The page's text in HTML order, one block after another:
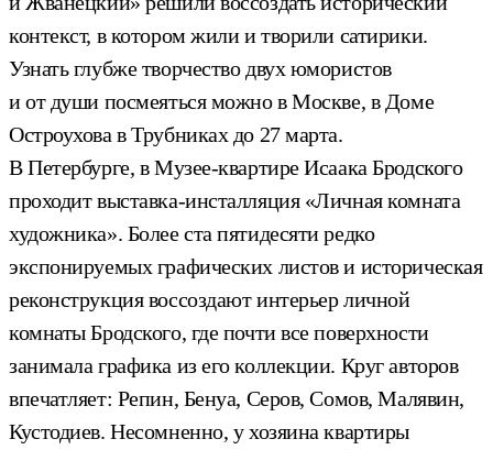
контекст, в котором жили и творили сатирики.
Узнать глубже творчество двух юмористов
и от души посмеяться можно в Москве, в Доме
Остроухова в Трубниках до 27 марта.
В Петербурге, в Музее-квартире Исаака Бродского
проходит выставка-инсталляция «Личная комната
художника». Более ста пятидесяти редко
экспонируемых графических листов и историческая
реконструкция воссоздают интерьер личной
комнаты Бродского, где почти все поверхности
занимала графика из его коллекции. Круг авторов
впечатляет: Репин, Бенуа, Серов, Сомов, Малявин,
Кустодиев. Несомненно, у хозяина квартиры